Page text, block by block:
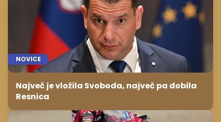
NOVICE
Največ je vložila Svoboda, največ pa dobila
Resnica